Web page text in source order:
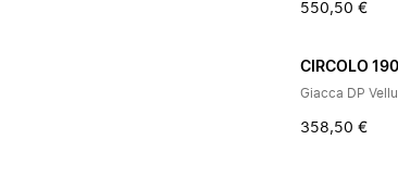
550,50 €
CIRCOLO
Giacca DP
358,50 €